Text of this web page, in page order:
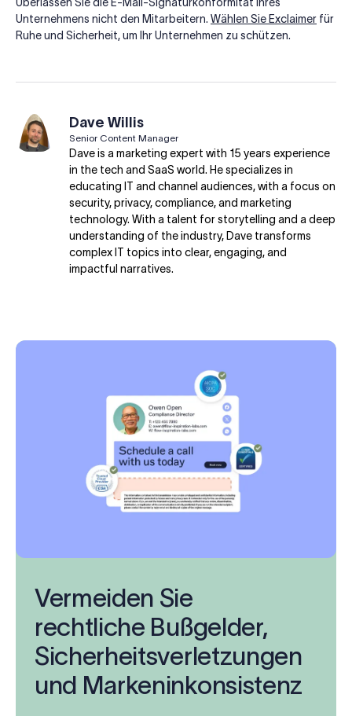
Unternehmens nicht den Mitarbeitern. Wählen Sie Exclaimer für
Ruhe und Sicherheit, um Ihr Unternehmen zu schützen.
Dave Willis
Senior Content Manager
Dave is a marketing expert with 15 years experience
in the tech and SaaS world. He specializes in
educating IT and channel audiences, with a focus on
security, privacy, compliance, and marketing
technology. With a talent for storytelling and a deep
understanding of the industry, Dave transforms
complex IT topics into clear, engaging, and
impactful narratives.
Vermeiden Sie
rechtliche Bußgelder,
Sicherheitsverletzungen
und Markeninkonsistenz